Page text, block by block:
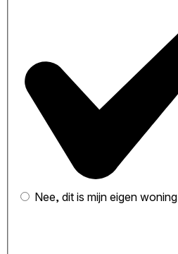
Nee, dit is mijn eigen woning